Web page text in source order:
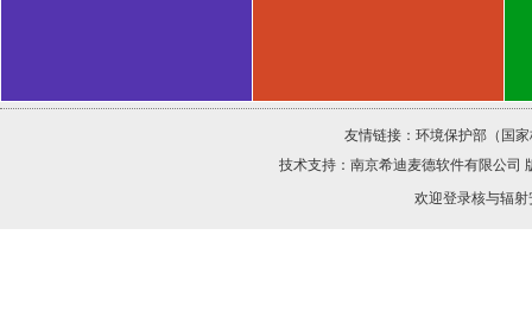
友情链接： 环境保护部（国
技术支持：南京希迪麦德软件有限公司
欢迎登录核与辐